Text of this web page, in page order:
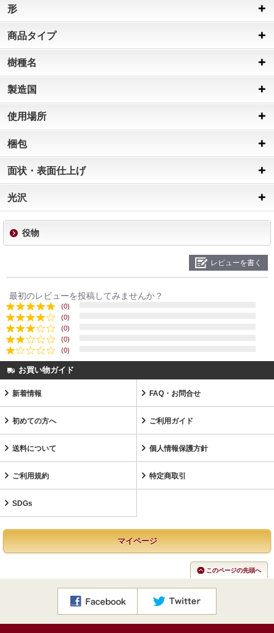
形
商品タイプ
樹種名
製造国
使用場所
梱包
面状・表面仕上げ
光沢
役物
レビューを書く
最初のレビューを投稿してみませんか？
(0)
(0)
(0)
(0)
(0)
お買い物ガイド
新着情報 FAQ・お問合せ
初めての方へ ご利用ガイド
送料について 個人情報保護方針
ご利用規約 特定商取引
SDGs
マイページ
このページの先頭へ